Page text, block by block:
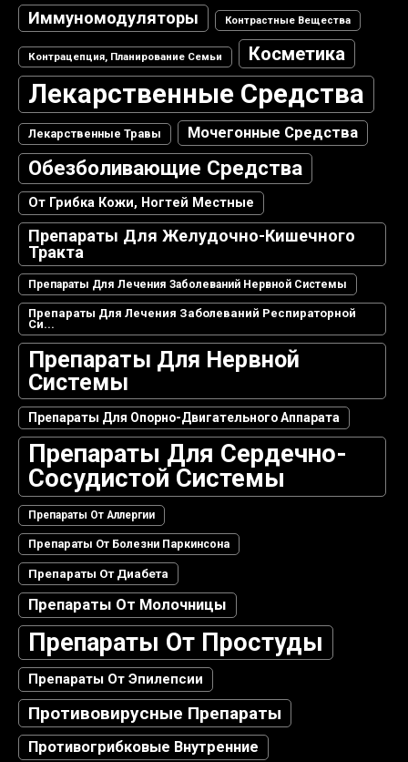
Иммуномодуляторы Контрастные Вещества
Контрацепция, Планирование Семьи Косметика
Лекарственные Средства
Лекарственные Травы Мочегонные Средства
Обезболивающие Средства
От Грибка Кожи, Ногтей Местные
Препараты Для Желудочно-Кишечного
Тракта
Препараты Для Лечения Заболеваний Нервной Системы
Препараты Для Лечения Заболеваний Респираторной
Си...
Препараты Для Нервной
Системы
Препараты Для Опорно-Двигательного Аппарата
Препараты Для Сердечно-
Сосудистой Системы
Препараты От Аллергии
Препараты От Болезни Паркинсона
Препараты От Диабета
Препараты От Молочницы
Препараты От Простуды
Препараты От Эпилепсии
Противовирусные Препараты
Противогрибковые Внутренние